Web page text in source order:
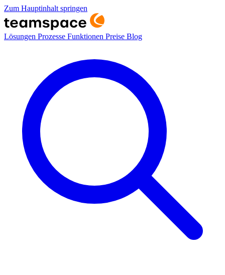
Zum Hauptinhalt springen
Lösungen Prozesse Funktionen Preise Blog